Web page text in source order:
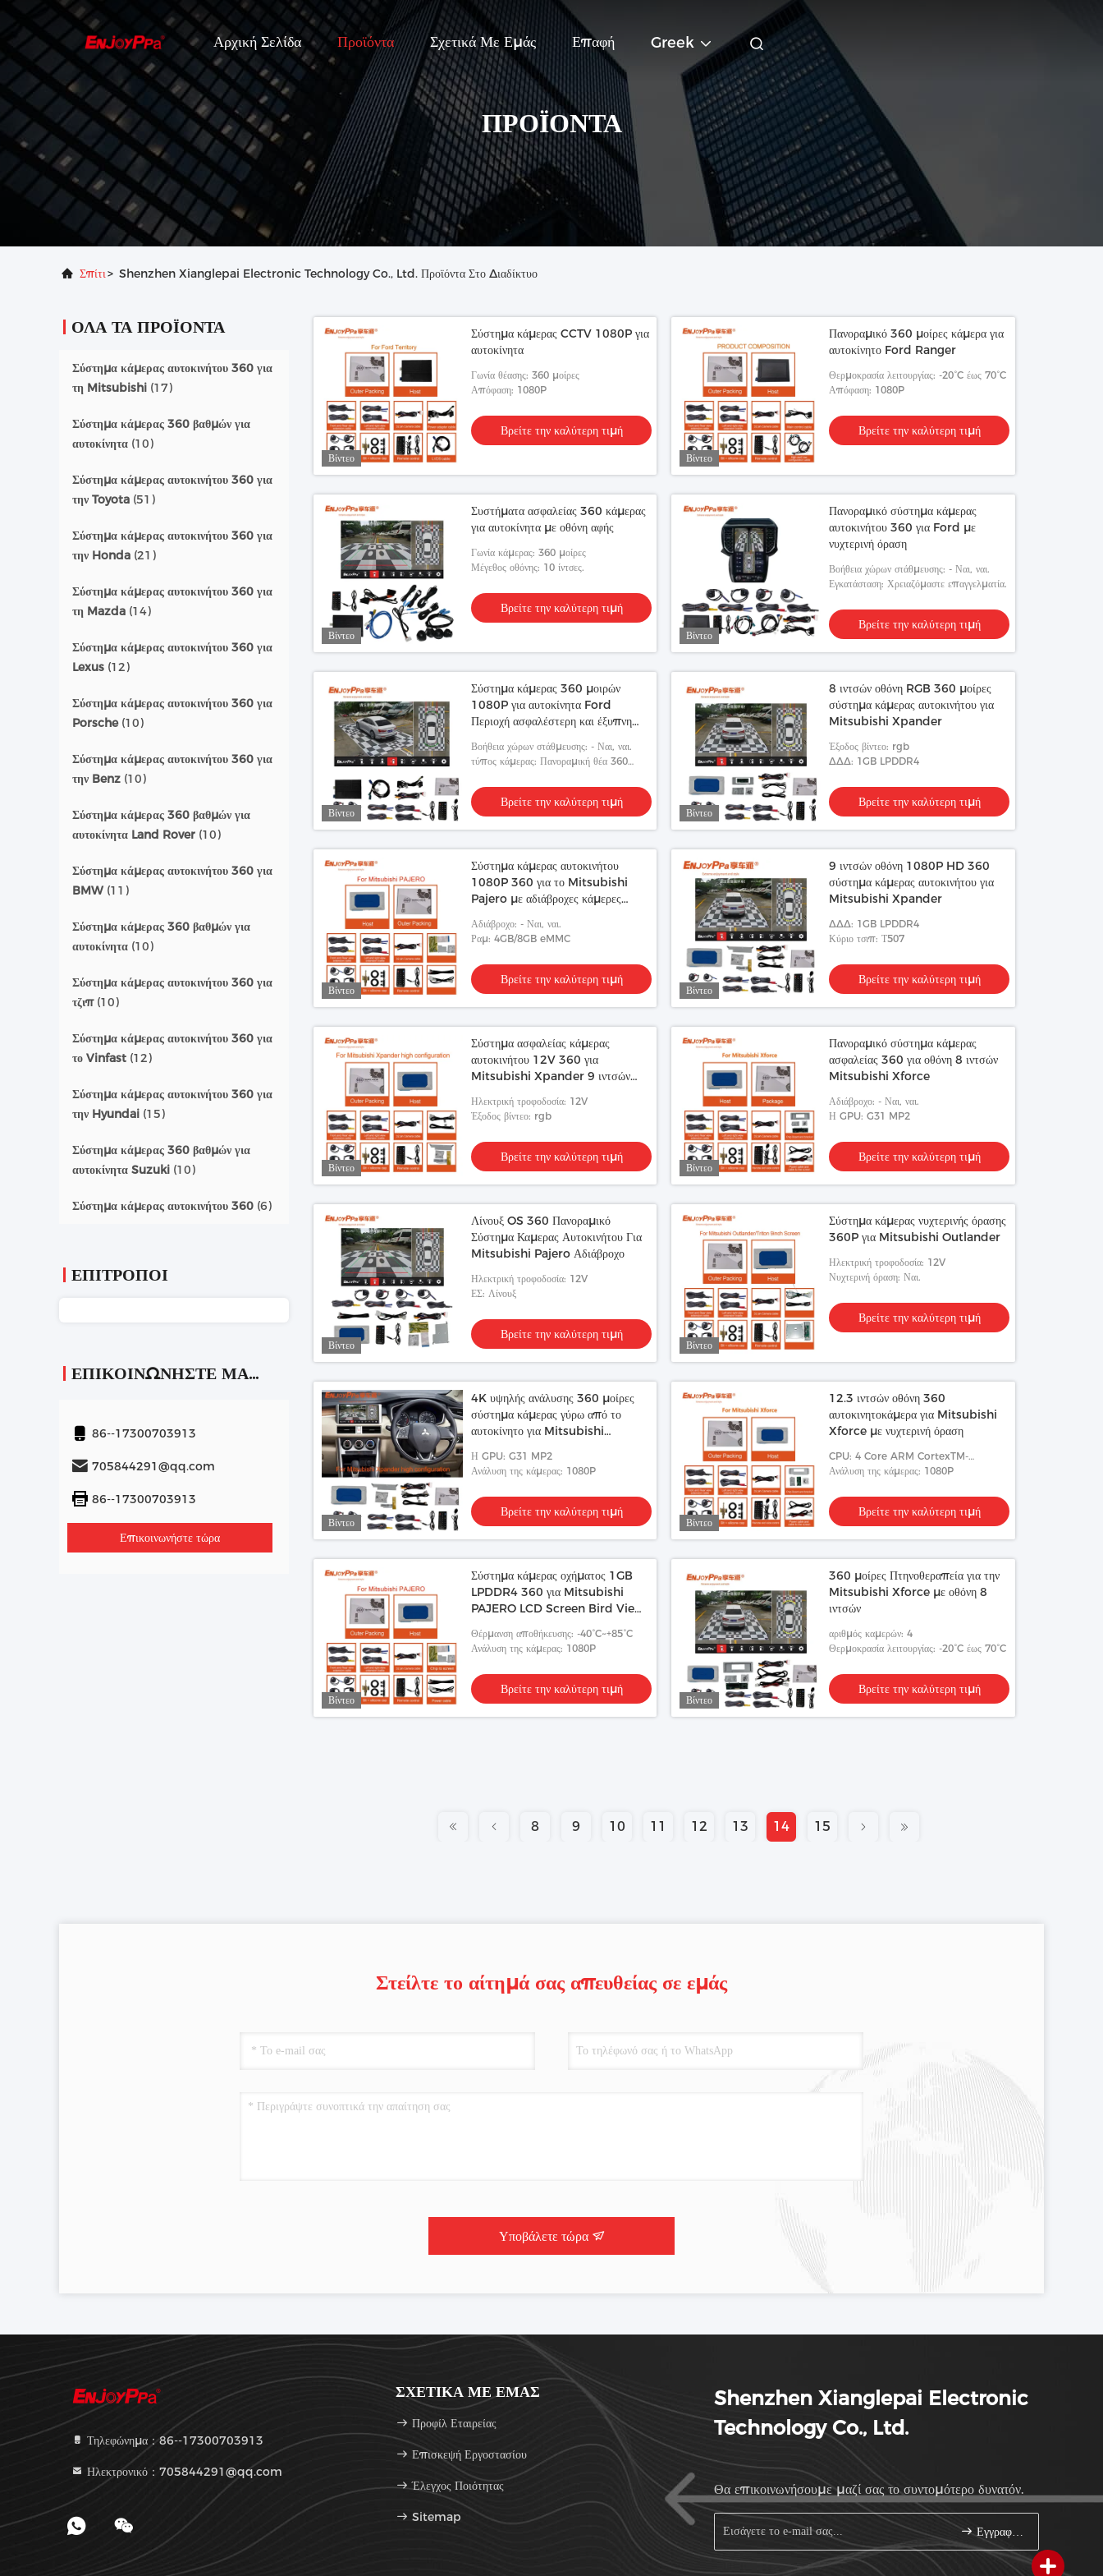
Αρχική Σελίδα Προϊόντα Σχετικά Με Εμάς Επαφή Greek
ΠΡΟΪΌΝΤΑ
Σπίτι> Shenzhen Xianglepai Electronic Technology Co., Ltd. Προϊόντα Στο Διαδίκτυο
ΌΛΑ ΤΑ ΠΡΟΪΌΝΤΑ
Σύστημα κάμερας αυτοκινήτου 360 για
τη Mitsubishi (17)
Σύστημα κάμερας 360 βαθμών για
αυτοκίνητα (10)
Σύστημα κάμερας αυτοκινήτου 360 για
την Toyota (51)
Σύστημα κάμερας αυτοκινήτου 360 για
την Honda (21)
Σύστημα κάμερας αυτοκινήτου 360 για
τη Mazda (14)
Σύστημα κάμερας αυτοκινήτου 360 για
Lexus (12)
Σύστημα κάμερας αυτοκινήτου 360 για
Porsche(10)
Σύστημα κάμερας αυτοκινήτου 360 για
την Benz (10)
Σύστημα κάμερας 360 βαθμών για
αυτοκίνητα Land Rover (10)
Σύστημα κάμερας αυτοκινήτου 360 για
BMW (11)
Σύστημα κάμερας 360 βαθμών για
αυτοκίνητα (10)
Σύστημα κάμερας αυτοκινήτου 360 για
τζιπ(10)
Σύστημα κάμερας αυτοκινήτου 360 για
το Vinfast (12)
Σύστημα κάμερας αυτοκινήτου 360 για
την Hyundai (15)
Σύστημα κάμερας 360 βαθμών για
αυτοκίνητα Suzuki (10)
Σύστημα κάμερας αυτοκινήτου 360 (6)
ΕΠΙΤΡΟΠΟΙ
ΕΠΙΚΟΙΝΩΝΉΣΤΕ ΜΑΖΊ ΜΑΣ
86--17300703913
705844291@qq.com
86--17300703913
Επικοινωνήστε τώρα
Βίντεο
Σύστημα κάμερας CCTV 1080P για
αυτοκίνητα
Γωνία θέασης: 360 μοίρες
Απόφαση: 1080P
Βρείτε την καλύτερη τιμή
Βίντεο
Πανοραμικό 360 μοίρες κάμερα για
αυτοκίνητο Ford Ranger
Θερμοκρασία λειτουργίας: -20°C έως 70°C
Απόφαση: 1080P
Βρείτε την καλύτερη τιμή
Βίντεο
Συστήματα ασφαλείας 360 κάμερας
για αυτοκίνητα με οθόνη αφής
Γωνία κάμερας: 360 μοίρες
Μέγεθος οθόνης: 10 ίντσες.
Βρείτε την καλύτερη τιμή
Βίντεο
Πανοραμικό σύστημα κάμερας
αυτοκινήτου 360 για Ford με
νυχτερινή όραση
Βοήθεια χώρων στάθμευσης: - Ναι, ναι.
Εγκατάσταση: Χρειαζόμαστε επαγγελματία.
Βρείτε την καλύτερη τιμή
Βίντεο
Σύστημα κάμερας 360 μοιρών
1080P για αυτοκίνητα Ford
Περιοχή ασφαλέστερη και έξυπνη
Βοήθεια χώρων στάθμευσης: - Ναι, ναι.
τύπος κάμερας: Πανοραμική θέα 360
Βρείτε την καλύτερη τιμή
Βίντεο
8 ιντσών οθόνη RGB 360 μοίρες
σύστημα κάμερας αυτοκινήτου για
Mitsubishi Xpander
Έξοδος βίντεο: rgb
ΔΔΔ: 1GB LPDDR4
Βρείτε την καλύτερη τιμή
Βίντεο
Σύστημα κάμερας αυτοκινήτου
1080P 360 για το Mitsubishi
Pajero με αδιάβροχες κάμερες
Αδιάβροχο: - Ναι, ναι.
Ραμ: 4GB/8GB eMMC
Βρείτε την καλύτερη τιμή
Βίντεο
9 ιντσών οθόνη 1080P HD 360
σύστημα κάμερας αυτοκινήτου για
Mitsubishi Xpander
ΔΔΔ: 1GB LPDDR4
Κύριο τσιπ: Τ507
Βρείτε την καλύτερη τιμή
Βίντεο
Σύστημα ασφαλείας κάμερας
αυτοκινήτου 12V 360 για
Mitsubishi Xpander 9 ιντσών
Ηλεκτρική τροφοδοσία: 12V
Έξοδος βίντεο: rgb
Βρείτε την καλύτερη τιμή
Βίντεο
Πανοραμικό σύστημα κάμερας
ασφαλείας 360 για οθόνη 8 ιντσών
Mitsubishi Xforce
Αδιάβροχο: - Ναι, ναι.
Η GPU: G31 MP2
Βρείτε την καλύτερη τιμή
Βίντεο
Λίνουξ OS 360 Πανοραμικό
Σύστημα Καμερας Αυτοκινήτου Για
Mitsubishi Pajero Αδιάβροχο
Ηλεκτρική τροφοδοσία: 12V
ΕΣ: Λίνουξ
Βρείτε την καλύτερη τιμή
Βίντεο
Σύστημα κάμερας νυχτερινής όρασης
360P για Mitsubishi Outlander
Ηλεκτρική τροφοδοσία: 12V
Νυχτερινή όραση: Ναι.
Βρείτε την καλύτερη τιμή
Βίντεο
4K υψηλής ανάλυσης 360 μοίρες
σύστημα κάμερας γύρω από το
αυτοκίνητο για Mitsubishi
Η GPU: G31 MP2
Ανάλυση της κάμερας: 1080P
Βρείτε την καλύτερη τιμή
Βίντεο
12.3 ιντσών οθόνη 360
αυτοκινητοκάμερα για Mitsubishi
Xforce με νυχτερινή όραση
CPU: 4 Core ARM CortexTM-
A53,1.5GHz
Ανάλυση της κάμερας: 1080P
Βρείτε την καλύτερη τιμή
Βίντεο
Σύστημα κάμερας οχήματος 1GB
LPDDR4 360 για Mitsubishi
PAJERO LCD Screen Bird View
Θέρμανση αποθήκευσης: -40°C~+85°C
Ανάλυση της κάμερας: 1080P
Βρείτε την καλύτερη τιμή
Βίντεο
360 μοίρες Πτηνοθεραπεία για την
Mitsubishi Xforce με οθόνη 8
ιντσών
αριθμός καμερών: 4
Θερμοκρασία λειτουργίας: -20°C έως 70°C
Βρείτε την καλύτερη τιμή
8 9 10 11 12 13 14 15
Στείλτε το αίτημά σας απευθείας σε εμάς
Υποβάλετε τώρα
Τηλεφώνημα：86--17300703913
Ηλεκτρονικό：705844291@qq.com
ΣΧΕΤΙΚΆ ΜΕ ΕΜΆΣ
Προφίλ Εταιρείας
Επισκεψή Εργοστασίου
Έλεγχος Ποιότητας
Sitemap
Shenzhen Xianglepai Electronic
Technology Co., Ltd.
Θα επικοινωνήσουμε μαζί σας το συντομότερο δυνατόν.
Εγγραφείτε.